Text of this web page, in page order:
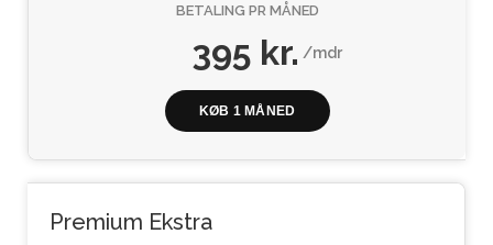
BETALING PR MÅNED
395 kr./mdr
KØB 1 MÅNED
Premium Ekstra